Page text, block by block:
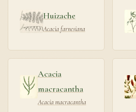
Huizache
Acacia farnesiana
Acacia
macracantha
Acacia macracantha